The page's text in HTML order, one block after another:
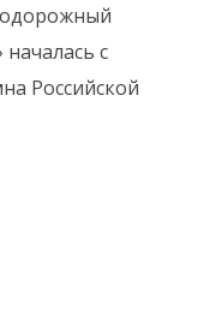
с
Российской